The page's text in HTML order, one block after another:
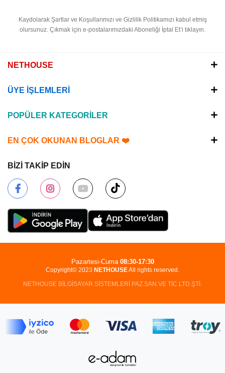
Kaydolarak Şartlar ve Koşullarımızı ve Gizlilik Politikamızı kabul etmiş
olursunuz. Çıkmak için e-postalarımızdaki Aboneliği İptal Et’i tıklayın.
NETHOUSE
ÜYE İŞLEMLERİ
POPÜLER KATEGORİLER
EN ÇOK OKUNAN BLOGLAR ❤️
BİZİ TAKİP EDİN
Copyright© 2023 NETHOUSEAll rights reserved.
NETHOUSE BİLGİSAYAR SİSTEMLERİ PAZ.SAN.VE TİC.LTD.ŞTİ.
Pazartesi-Cuma 08:30-17:30